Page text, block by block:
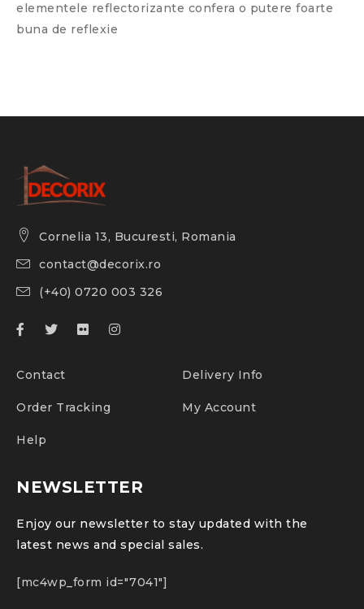
elementele reflectorizante confera o putere foarte
buna de reflexie
Cornelia 13, Bucuresti, Romania
contact@decorix.ro
(+40) 0720 003 326
Contact Delivery Info
Order Tracking My Account
Help
NEWSLETTER
Enjoy our newsletter to stay updated with the
latest news and special sales.
[mc4wp_form id="7041"]